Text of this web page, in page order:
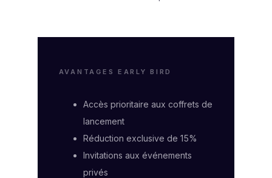
AVANTAGES EARLY BIRD
Accès prioritaire aux coffrets de
lancement
Réduction exclusive de 15%
Invitations aux événements
privés